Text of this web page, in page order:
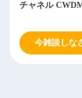
チャネル
今雑談しな